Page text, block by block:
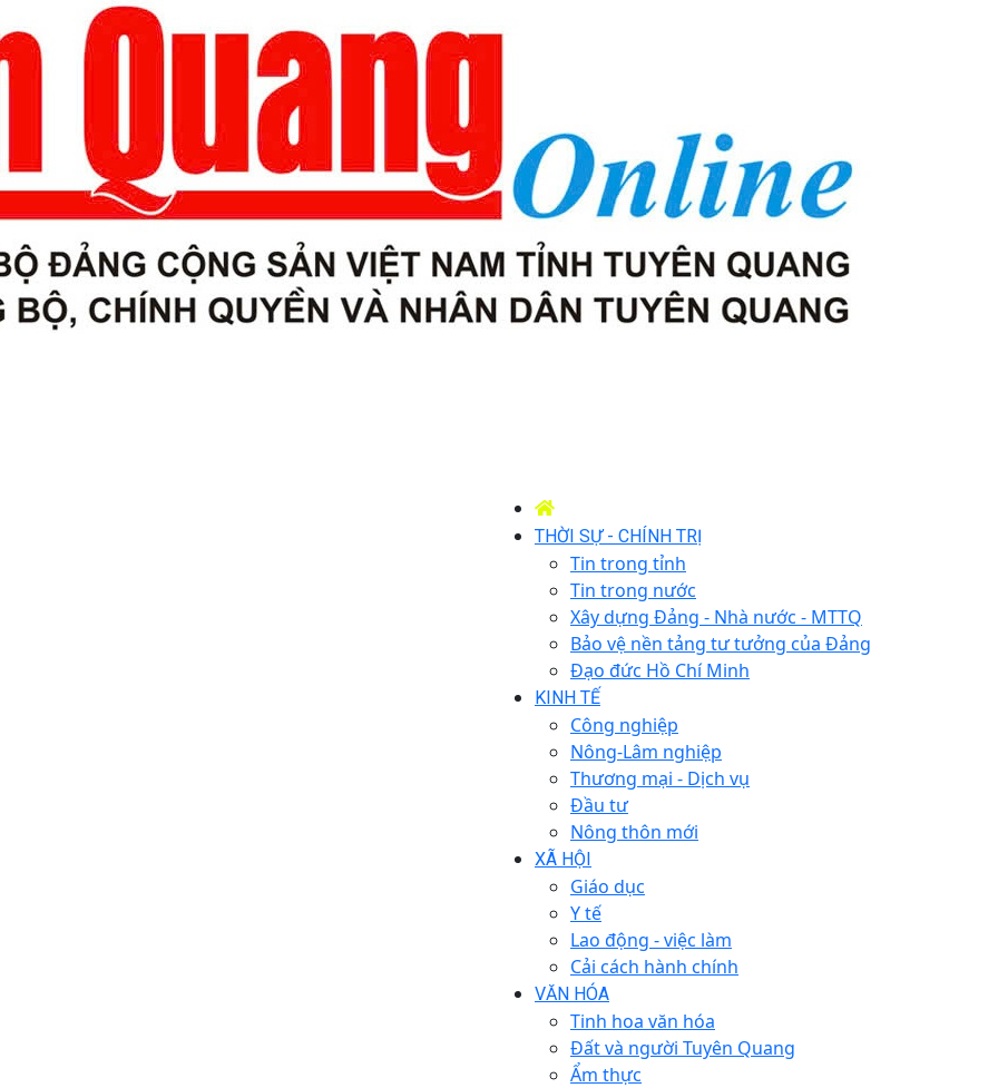
THỜI SỰ - CHÍNH TRỊ
Tin trong tỉnh
Tin trong nước
Xây dựng Đảng - Nhà nước - MTTQ
Bảo vệ nền tảng tư tưởng của Đảng
Đạo đức Hồ Chí Minh
KINH TẾ
Công nghiệp
Nông-Lâm nghiệp
Thương mại - Dịch vụ
Đầu tư
Nông thôn mới
XÃ HỘI
Giáo dục
Y tế
Lao động - việc làm
Cải cách hành chính
VĂN HÓA
Tinh hoa văn hóa
Đất và người Tuyên Quang
Ẩm thực